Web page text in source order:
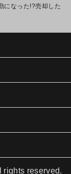
になった!?売却した
reserved.